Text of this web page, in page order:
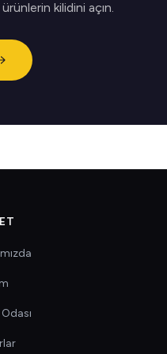
kilidini açın.